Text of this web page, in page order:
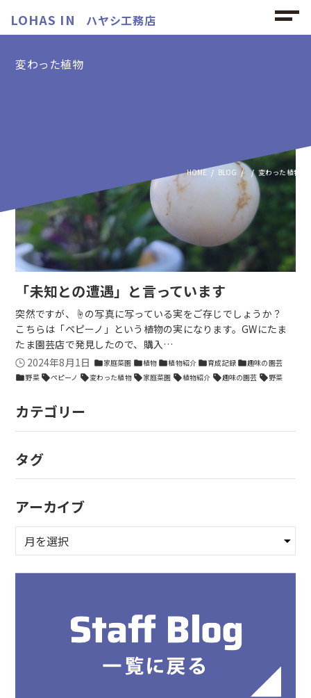
LOHAS IN ハヤシ工務店
変わった植物
HOME BLOG 変わった植物
「未知との遭遇」と言っています
突然ですが、☝の写真に写っている実をご存じでしょうか？
こちらは「ペピーノ」という植物の実になります。GWにたま
たま園芸店で発見したので、購入…
2024年8月1日 folder家庭菜園 folder植物 folder植物紹介 folder育成記録 folder趣味の園芸
folder野菜 sellペピーノ sell変わった植物 sell家庭菜園 sell植物紹介 sell趣味の園芸 sell野菜
カテゴリー
タグ
アーカイブ